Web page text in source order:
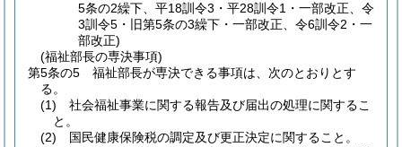
5条の2繰下、平18訓令3・平28訓令1・一部改正、令
3訓令5・旧第5条の3繰下・一部改正、令6訓令2・一
部改正)
(福祉部長の専決事項)
第5条の5
福祉部長が専決できる事項は、次のとおりとす
る。
(1)
社会福祉事業に関する報告及び届出の処理に関するこ
と。
(2)
国民健康保険税の調定及び更正決定に関すること。